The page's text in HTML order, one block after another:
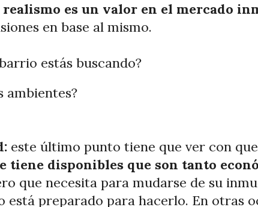
realismo es un valor en el mercado
en base al mismo.
estás buscando?
ambientes?
este último punto tiene que ver con
tiene disponibles que son tanto
que necesita para mudarse de su
está preparado para hacerlo. En otras